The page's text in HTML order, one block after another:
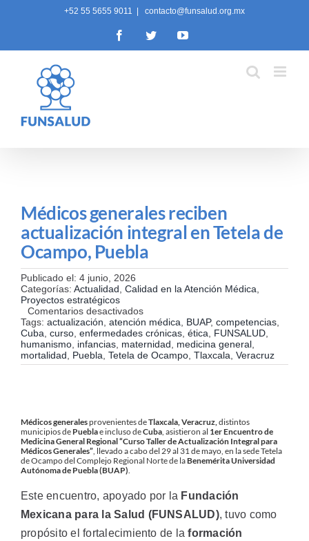
+52 55 5655 9011 contacto@funsalud.org.mx
FacebookTwitterYouTube
Médicos generales reciben
actualización integral en Tetela de
Ocampo, Puebla
Publicado el: 4 junio, 2026
Categorías: Actualidad, Calidad en la Atención Médica,
Proyectos estratégicos
Comentarios desactivadosen
Médicos
generales
reciben
actualización
integral
Puebla
Tags: actualización, atención médica, BUAP, competencias,
Cuba, curso, enfermedades crónicas, ética, FUNSALUD,
humanismo, infancias, maternidad, medicina general,
mortalidad, Puebla, Tetela de Ocampo, Tlaxcala, Veracruz
Médicos generalesprovenientes deTlaxcala, Veracruz,distintos
municipios de Pueblae incluso deCuba, asistieron al 1er Encuentro de
Medicina General Regional “Curso Taller de Actualización Integral para
Médicos Generales”, llevado a cabo del 29 al 31 de mayo, en la sede Tetela
de Ocampo del Complejo Regional Norte de laBenemérita Universidad
Autónoma de Puebla (BUAP).
Este encuentro, apoyado por la Fundación
Mexicana para la Salud (FUNSALUD), tuvo como
propósito el fortalecimiento de laformación